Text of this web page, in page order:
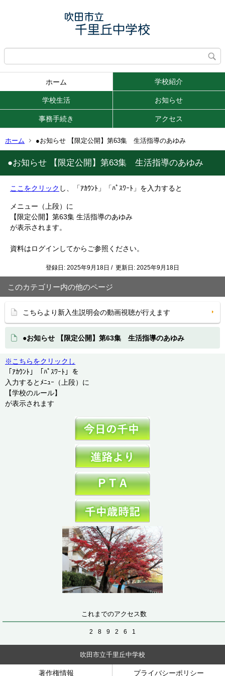
ホーム 学校紹介
学校生活 お知らせ
事務手続き アクセス
ホーム ●お知らせ 【限定公開】第63集 生活指導のあゆみ
※こちらをクリックし
「ｱｶｳﾝﾄ」「ﾊﾟｽﾜｰﾄ」を
入力するとﾒﾆｭｰ（上段）に
【学校のルール】
が表示されます
これまでのアクセス数
2 8 9 2 6 1
●お知らせ 【限定公開】第63集 生活指導のあゆみ
ここをクリック し、「ｱｶｳﾝﾄ」「ﾊﾟｽﾜｰﾄ」を入力すると
メニュー（上段）に
【限定公開】第63集 生活指導のあゆみ
が表示されます。
資料はログインしてからご参照ください。
登録日: 2025年9月18日 / 更新日: 2025年9月18日
このカテゴリー内の他のページ
こちらより新入生説明会の動画視聴が行えます
●お知らせ 【限定公開】第63集 生活指導のあゆみ
吹田市立千里丘中学校
著作権情報 プライバシーポリシー